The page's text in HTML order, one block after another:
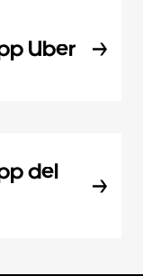
Uber
del